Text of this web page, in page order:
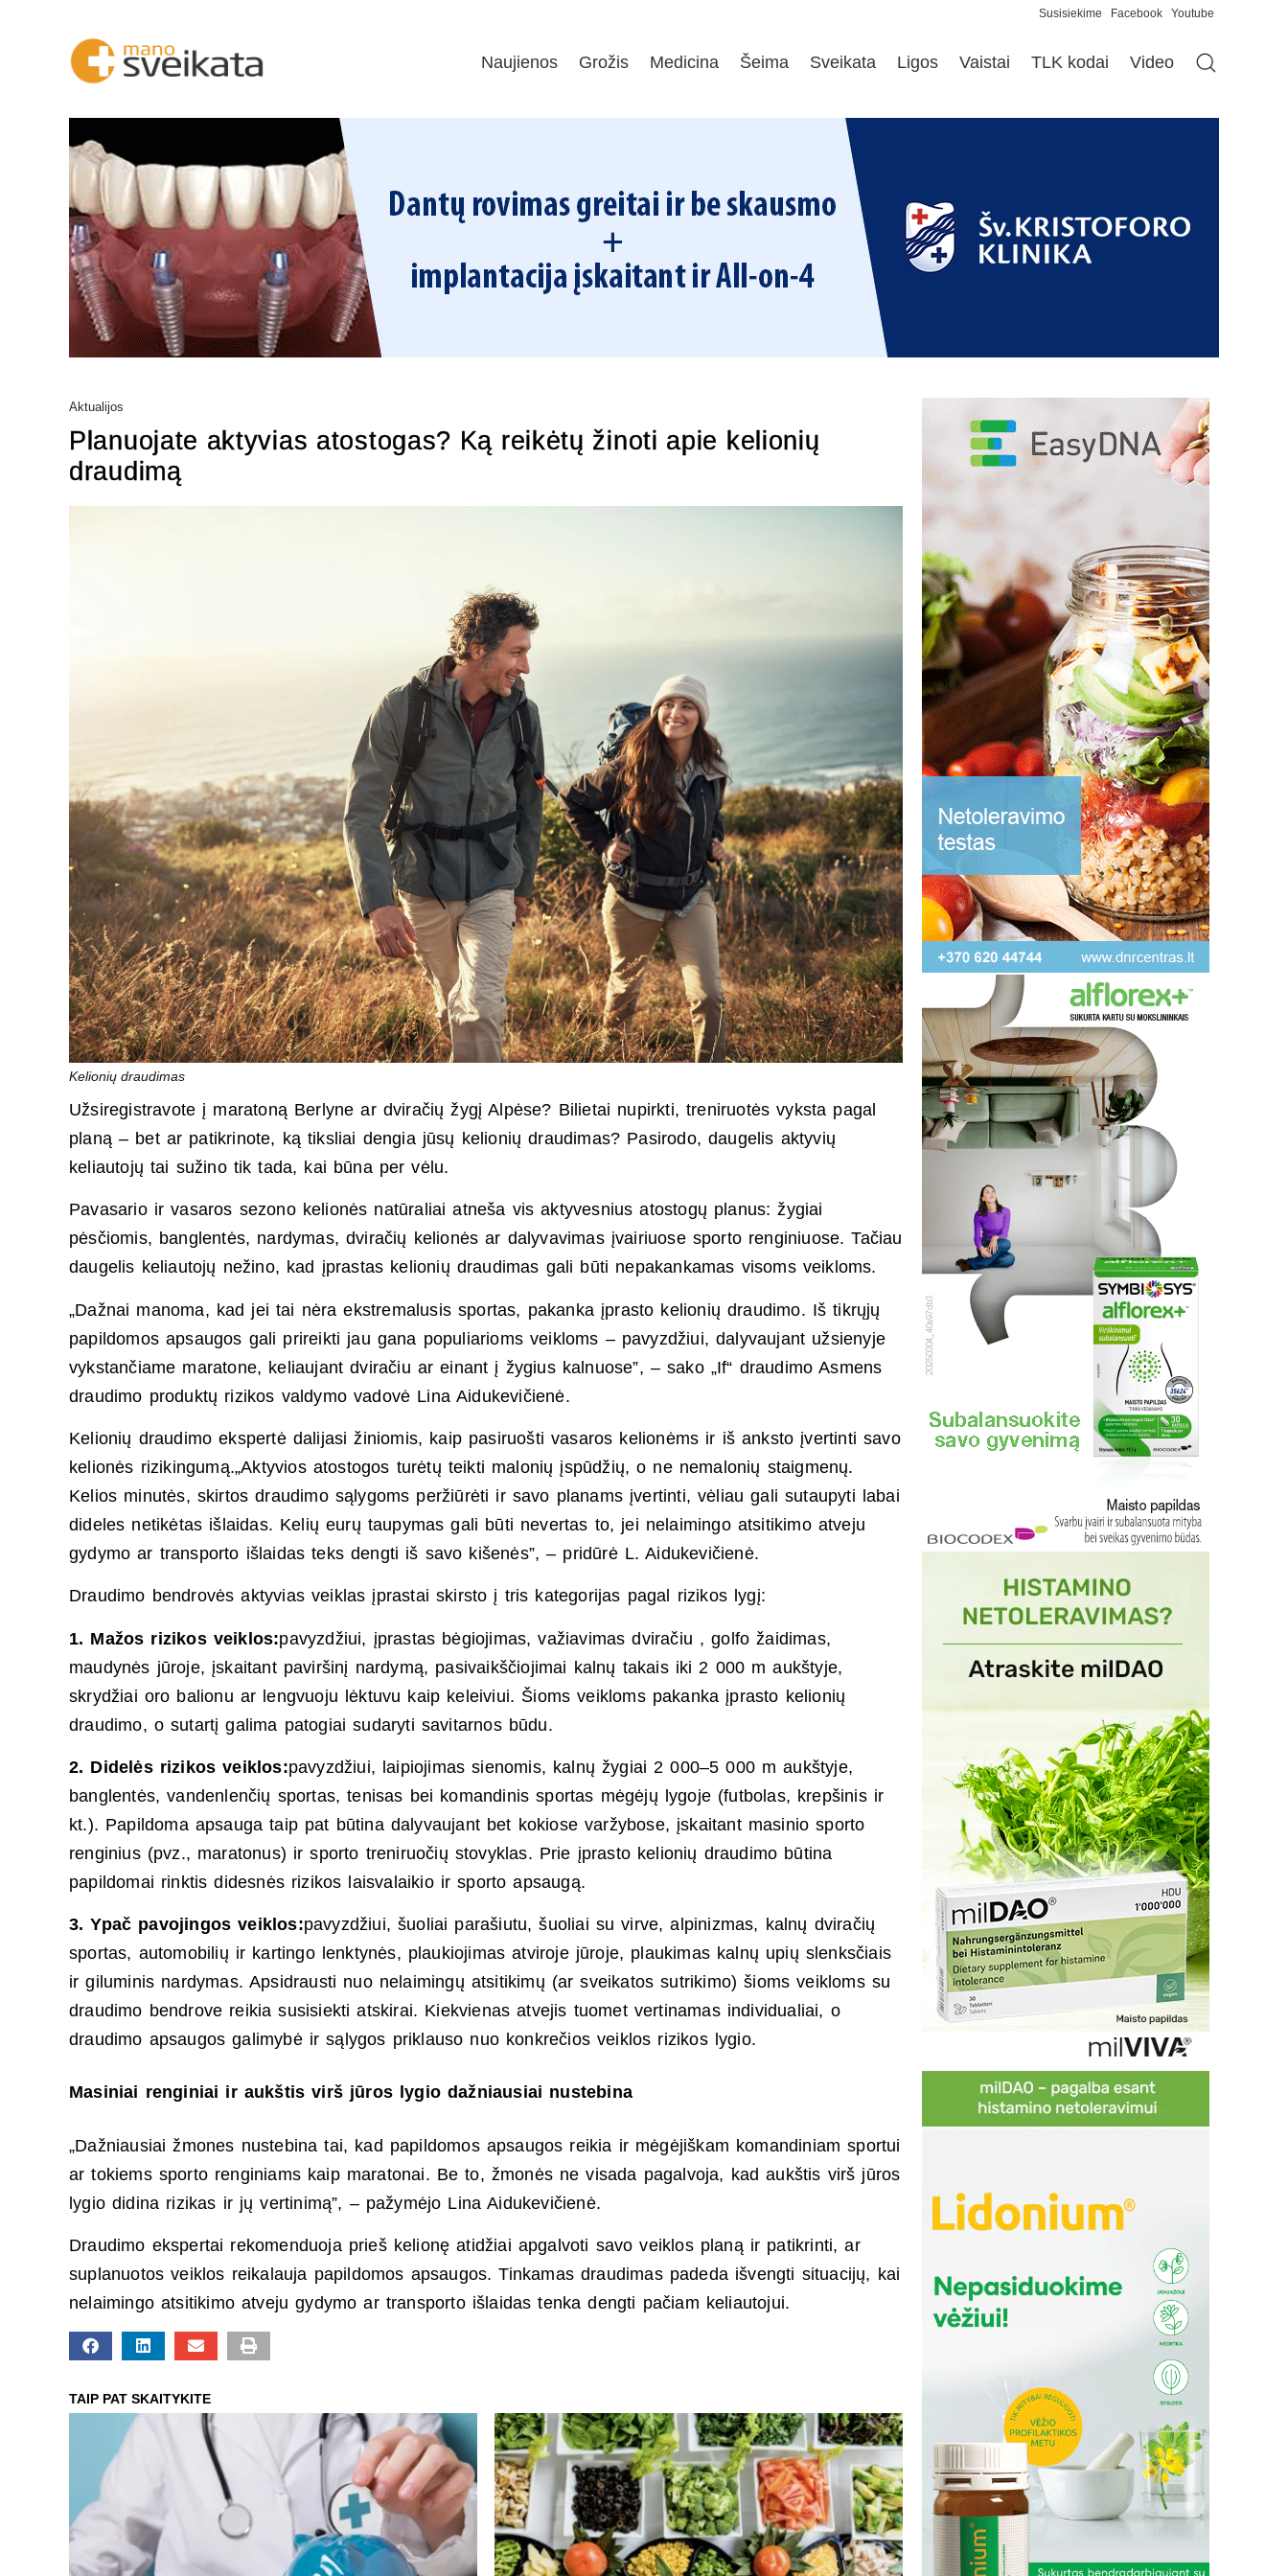
Susisiekime Facebook Youtube
Naujienos Grožis Medicina Šeima Sveikata Ligos Vaistai TLK kodai Video
Aktualijos
Planuojate aktyvias atostogas? Ką reikėtų žinoti apie kelionių
draudimą
Kelionių draudimas
Užsiregistravote į maratoną Berlyne ar dviračių žygį Alpėse? Bilietai nupirkti, treniruotės vyksta pagal
planą – bet ar patikrinote, ką tiksliai dengia jūsų kelionių draudimas? Pasirodo, daugelis aktyvių
keliautojų tai sužino tik tada, kai būna per vėlu.
Pavasario ir vasaros sezono kelionės natūraliai atneša vis aktyvesnius atostogų planus: žygiai
pėsčiomis, banglentės, nardymas, dviračių kelionės ar dalyvavimas įvairiuose sporto renginiuose. Tačiau
daugelis keliautojų nežino, kad įprastas kelionių draudimas gali būti nepakankamas visoms veikloms.
„Dažnai manoma, kad jei tai nėra ekstremalusis sportas, pakanka įprasto kelionių draudimo. Iš tikrųjų
papildomos apsaugos gali prireikti jau gana populiarioms veikloms – pavyzdžiui, dalyvaujant užsienyje
vykstančiame maratone, keliaujant dviračiu ar einant į žygius kalnuose”, – sako „If“ draudimo Asmens
draudimo produktų rizikos valdymo vadovė Lina Aidukevičienė.
Kelionių draudimo ekspertė dalijasi žiniomis, kaip pasiruošti vasaros kelionėms ir iš anksto įvertinti savo
kelionės rizikingumą.„Aktyvios atostogos turėtų teikti malonių įspūdžių, o ne nemalonių staigmenų.
Kelios minutės, skirtos draudimo sąlygoms peržiūrėti ir savo planams įvertinti, vėliau gali sutaupyti labai
dideles netikėtas išlaidas. Kelių eurų taupymas gali būti nevertas to, jei nelaimingo atsitikimo atveju
gydymo ar transporto išlaidas teks dengti iš savo kišenės”, – pridūrė L. Aidukevičienė.
Draudimo bendrovės aktyvias veiklas įprastai skirsto į tris kategorijas pagal rizikos lygį:
1. Mažos rizikos veiklos:pavyzdžiui, įprastas bėgiojimas, važiavimas dviračiu , golfo žaidimas,
maudynės jūroje, įskaitant paviršinį nardymą, pasivaikščiojimai kalnų takais iki 2 000 m aukštyje,
skrydžiai oro balionu ar lengvuoju lėktuvu kaip keleiviui. Šioms veikloms pakanka įprasto kelionių
draudimo, o sutartį galima patogiai sudaryti savitarnos būdu.
2. Didelės rizikos veiklos:pavyzdžiui, laipiojimas sienomis, kalnų žygiai 2 000–5 000 m aukštyje,
banglentės, vandenlenčių sportas, tenisas bei komandinis sportas mėgėjų lygoje (futbolas, krepšinis ir
kt.). Papildoma apsauga taip pat būtina dalyvaujant bet kokiose varžybose, įskaitant masinio sporto
renginius (pvz., maratonus) ir sporto treniruočių stovyklas. Prie įprasto kelionių draudimo būtina
papildomai rinktis didesnės rizikos laisvalaikio ir sporto apsaugą.
3. Ypač pavojingos veiklos:pavyzdžiui, šuoliai parašiutu, šuoliai su virve, alpinizmas, kalnų dviračių
sportas, automobilių ir kartingo lenktynės, plaukiojimas atviroje jūroje, plaukimas kalnų upių slenksčiais
ir giluminis nardymas. Apsidrausti nuo nelaimingų atsitikimų (ar sveikatos sutrikimo) šioms veikloms su
draudimo bendrove reikia susisiekti atskirai. Kiekvienas atvejis tuomet vertinamas individualiai, o
draudimo apsaugos galimybė ir sąlygos priklauso nuo konkrečios veiklos rizikos lygio.
Masiniai renginiai ir aukštis virš jūros lygio dažniausiai nustebina
„Dažniausiai žmones nustebina tai, kad papildomos apsaugos reikia ir mėgėjiškam komandiniam sportui
ar tokiems sporto renginiams kaip maratonai. Be to, žmonės ne visada pagalvoja, kad aukštis virš jūros
lygio didina rizikas ir jų vertinimą”, – pažymėjo Lina Aidukevičienė.
Draudimo ekspertai rekomenduoja prieš kelionę atidžiai apgalvoti savo veiklos planą ir patikrinti, ar
suplanuotos veiklos reikalauja papildomos apsaugos. Tinkamas draudimas padeda išvengti situacijų, kai
nelaimingo atsitikimo atveju gydymo ar transporto išlaidas tenka dengti pačiam keliautojui.
TAIP PAT SKAITYKITE